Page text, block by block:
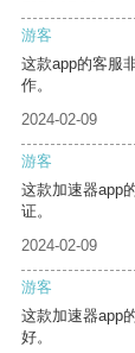
游客
这款app的客服
作。
2024-02-09
游客
这款加速器app
证。
2024-02-09
游客
这款加速器app
好。